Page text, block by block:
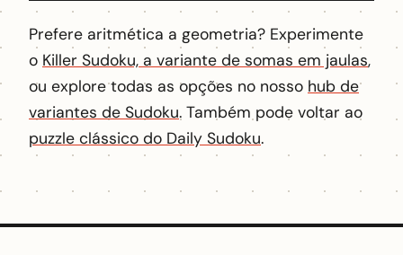
Prefere aritmética a geometria? Experimente
o Killer Sudoku, a variante de somas em jaulas,
ou explore todas as opções no nosso hub de
variantes de Sudoku. Também pode voltar ao
puzzle clássico do Daily Sudoku.